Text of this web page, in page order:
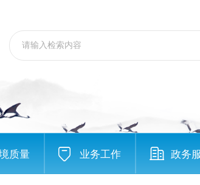
质量 业务工作 政务